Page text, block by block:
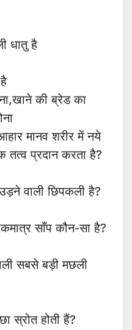
धातु है
की ब्रेड का
मानव शरीर में नये
तत्व प्रदान करता है?
वाली छिपकली है?
साँप कौन-सा है?
सबसे बड़ी मछली
स्रोत होती हैं?